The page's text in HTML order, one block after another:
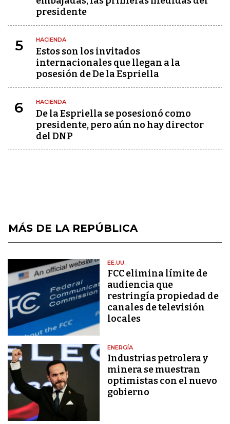
presidente
5 HACIENDA
Estos son los invitados
internacionales que llegan a la
posesión de De la Espriella
6 HACIENDA
De la Espriella se posesionó como
presidente, pero aún no hay director
del DNP
MÁS DE LA REPÚBLICA
EE.UU.
FCC elimina límite de
audiencia que
restringía propiedad de
canales de televisión
locales
ENERGÍA
Industrias petrolera y
minera se muestran
optimistas con el nuevo
gobierno